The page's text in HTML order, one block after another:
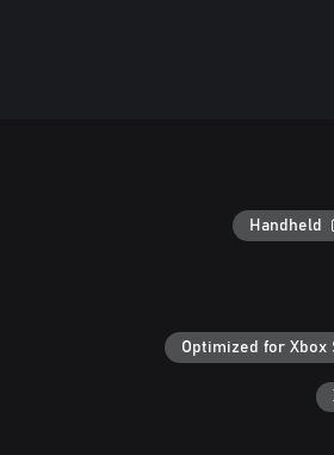
Handheld
Optimized for Xbox